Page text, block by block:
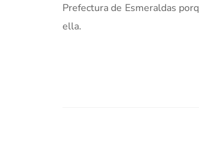
Prefectura de Esmeraldas
ella.